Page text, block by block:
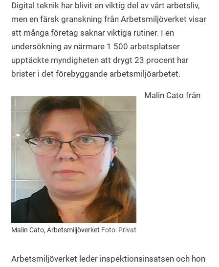
Digital teknik har blivit en viktig del av vårt arbetsliv,
men en färsk granskning från Arbetsmiljöverket visar
att många företag saknar viktiga rutiner. I en
undersökning av närmare 1 500 arbetsplatser
upptäckte myndigheten att drygt 23 procent har
brister i det förebyggande arbetsmiljöarbetet.
Malin Cato, Arbetsmiljöverket Foto: Privat
Malin Cato från
Arbetsmiljöverket leder inspektionsinsatsen och hon